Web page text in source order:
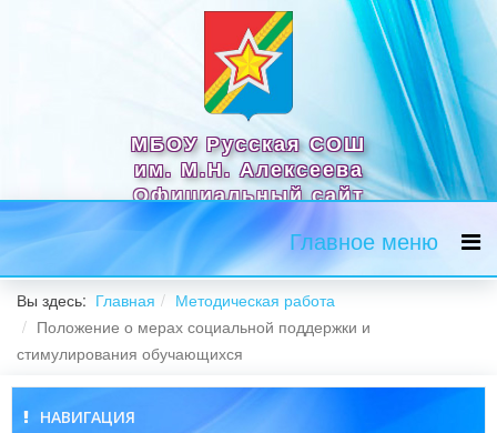
МБОУ Русская СОШ
им. М.Н. Алексеева
Официальный сайт
Главное меню
Вы здесь: Главная
Методическая работа
Положение о мерах социальной поддержки и
стимулирования обучающихся
НАВИГАЦИЯ